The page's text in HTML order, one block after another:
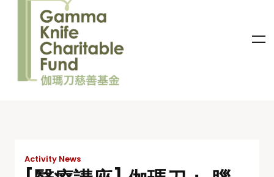
Activity News